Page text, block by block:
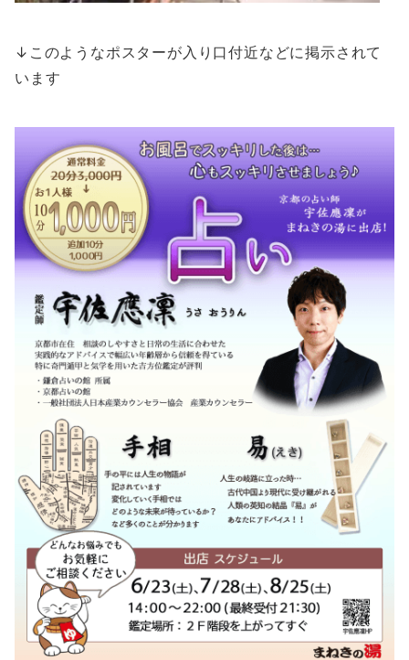
↓このようなポスターが入り口付近などに掲示されて
います